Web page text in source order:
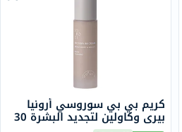
كريم بي بي سوروسي أرونيا
بيري وكاولين لتجديد البشرة 30